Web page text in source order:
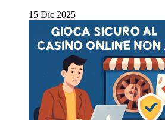
15 Dic 2025